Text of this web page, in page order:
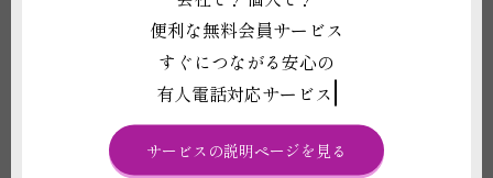
所から別の場所へのご移動は原則禁止しております。移動する際は必ずご注
文の申し込み前に当店へお電話もしくはチャットサービスよりお問い合わせ
(3)お花を持ち帰るための資材（ビニール袋や包装紙等）はお付けしており
ません。但し、別途有料にてご用意できる場合がございますので、ご希望の
お問い合わせください。
(4)配達担当店の営業状況・仕入れ状況により配送可否が変わる場合がござ
便利な無料会員サービス
すぐにつながる安心の
有人電話対応サービス
サービスの説明ページを見る